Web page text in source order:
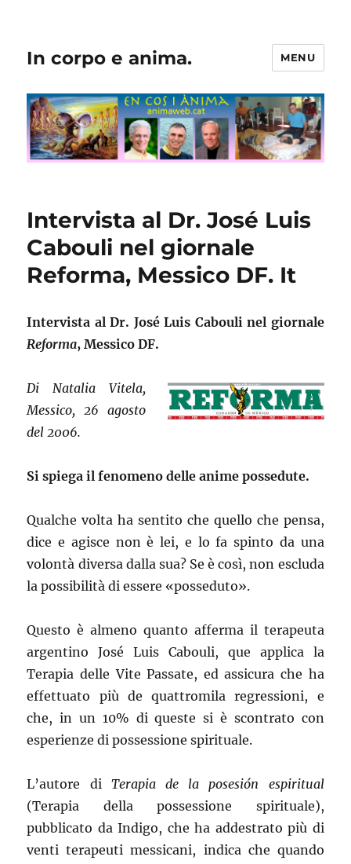
In corpo e anima. MENU
Intervista al Dr. José Luis
Cabouli nel giornale
Reforma, Messico DF. It
Intervista al Dr. José Luis Cabouli nel giornale
Reforma, Messico DF.
Di Natalia Vitela,
Messico, 26 agosto
del 2006.
Si spiega il fenomeno delle anime possedute.
Qualche volta ha sentito che quello che pensa,
dice e agisce non è lei, e lo fa spinto da una
volontà diversa dalla sua? Se è così, non escluda
la possibilità di essere «posseduto».
Questo è almeno quanto afferma il terapeuta
argentino José Luis Cabouli, que applica la
Terapia delle Vite Passate, ed assicura che ha
effettuato più de quattromila regressioni, e
che, in un 10% di queste si è scontrato con
esperienze di possessione spirituale.
L’autore di Terapia de la posesión espiritual
(Terapia della possessione spirituale),
pubblicato da Indigo, che ha addestrato più di
venti terapeuti messicani, indica che quando